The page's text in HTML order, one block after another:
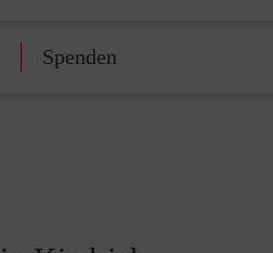
Spenden